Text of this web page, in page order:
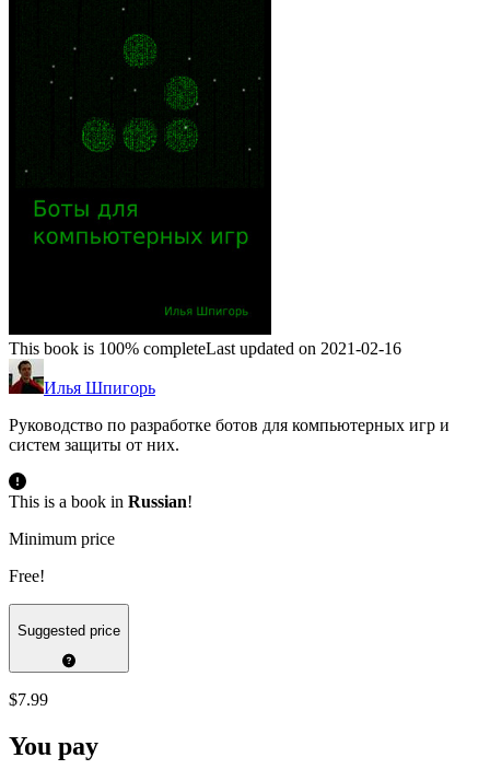
This book is 100% completeLast updated on 2021-02-16
Илья Шпигорь
Руководство по разработке ботов для компьютерных игр и
систем защиты от них.
This is a book in Russian!
Minimum price
Free!
Suggested price
$7.99
You pay